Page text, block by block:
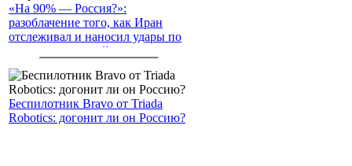
«На 90% — Россия?»:
разоблачение того, как Иран
отслеживал и наносил удары по
американским войскам
Беспилотник Bravo от Triada
Robotics: догонит ли он Россию?